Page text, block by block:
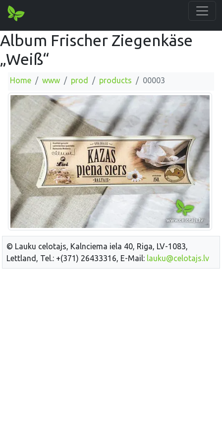
Album Frischer Ziegenkäse
„Weiß“
Home www prod products 00003
© Lauku celotajs, Kalnciema iela 40, Riga, LV-1083,
Lettland, Tel.: +(371) 26433316, E-Mail: lauku@celotajs.lv